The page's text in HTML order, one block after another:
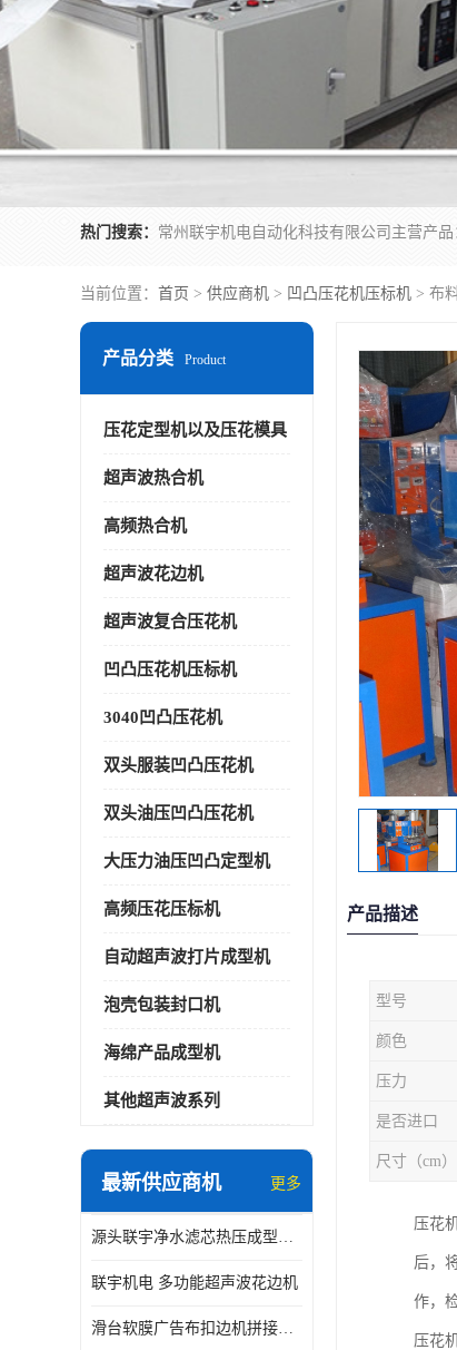
热门搜索：
当前位置： 首页 > 供应商机 > 凹凸压花机压标机 > 布
产品分类 Product
压花定型机以及压花模具
超声波热合机
高频热合机
超声波花边机
超声波复合压花机
凹凸压花机压标机
3040凹凸压花机
双头服装凹凸压花机
双头油压凹凸压花机
大压力油压凹凸定型机
高频压花压标机
自动超声波打片成型机
泡壳包装封口机
海绵产品成型机
其他超声波系列
最新供应商机 更多
源头联宇净水滤芯热压成型机器 超声波大功率封边机
联宇机电 多功能超声波花边机
滑台软膜广告布扣边机拼接机用于焊接热合拼接作用
产品描述
型号
颜色
压力
是否进口
尺寸（cm）
压花
后，
作，
压花